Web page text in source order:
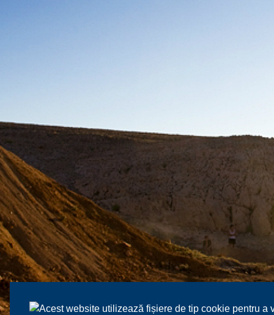
Acest website utilizează fișiere de tip cookie pentru